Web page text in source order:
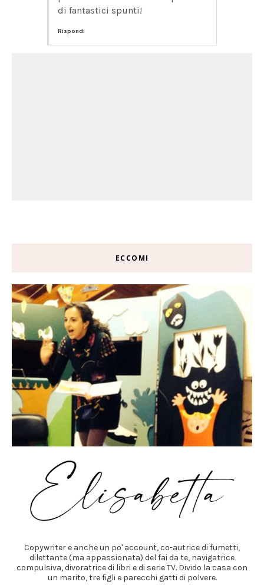
di fantastici spunti!
Rispondi
ECCOMI
Copywriter e anche un po' account, co-autrice di fumetti,
dilettante (ma appassionata) del fai da te, navigatrice
compulsiva, divoratrice di libri e di serie TV. Divido la casa con
un marito, tre figli e parecchi gatti di polvere.